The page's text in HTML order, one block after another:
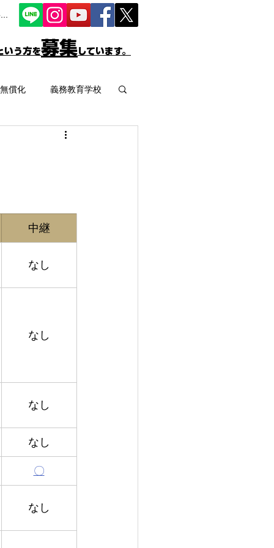
いう方を募集しています。
償化 義務教育学校
プレイパーク
中継
なし
なし
なし
なし
〇
なし